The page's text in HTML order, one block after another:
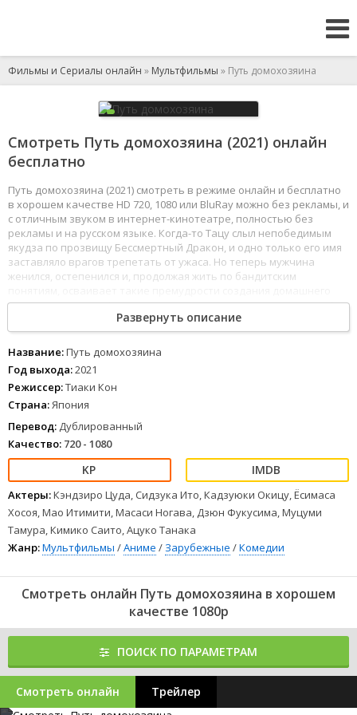
Фильмы и Сериалы онлайн » Мультфильмы » Путь домохозяина
Смотреть Путь домохозяина (2021) онлайн
бесплатно
Путь домохозяина (2021) смотреть в режиме онлайн и бесплатно
в хорошем качестве HD 720, 1080 или BluRay можно без рекламы, и
с отличным звуком в интернет-кинотеатре, полностью без
рекламы и на русском языке. Когда-то Тацу слыл непобедимым
якудза по прозвищу Бессмертный Дракон, и одно только его имя
заставляло врагов трепетать от ужаса. Но теперь мужчина
женился, остепенился и, продолжая жить по бандитским
уюта как готовка, уборка, стирка, рукоделие и, конечно же, война
12345 678
Развернуть описание
Название:Путь домохозяина
Год выхода:2021
Режиссер:Тиаки Кон
Страна:Япония
Перевод: Дублированный
Качество: 720 - 1080
Актеры:Кэндзиро Цуда, Сидзука Ито, Кадзуюки Окицу, Ёсимаса
Хосоя, Мао Итимити, Масаси Ногава, Дзюн Фукусима, Муцуми
Тамура, Кимико Саито, Ацуко Танака
Жанр:Мультфильмы /Аниме / Зарубежные /Комедии
Смотреть онлайн Путь домохозяина в хорошем
качестве 1080p
ПОИСК ПО ПАРАМЕТРАМ
Смотреть онлайн Трейлер